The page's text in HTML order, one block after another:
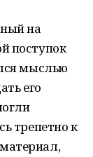
на
поступок
мыслью
его
трепетно к